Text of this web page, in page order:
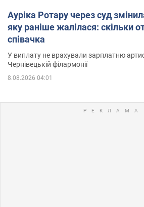
Ауріка Ротару через суд
яку раніше жалілася: скільки
співачка
У виплату не врахували зарплатню
Чернівецькій філармонії
8.08.2026 04:01